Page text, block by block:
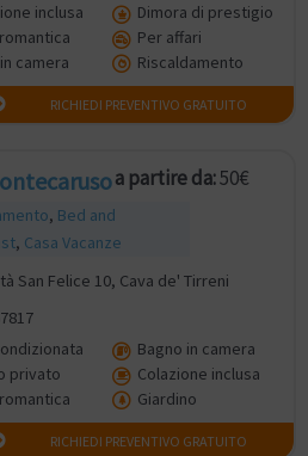
inclusa
Dimora di prestigio
Per affari
camera
Riscaldamento
RICHIEDI PREVENTIVO GRATUITO
, Bed and
, Casa Vacanze
a partire da:50€
San Felice 10, Cava de' Tirreni
Bagno in camera
privato
Colazione inclusa
Giardino
RICHIEDI PREVENTIVO GRATUITO